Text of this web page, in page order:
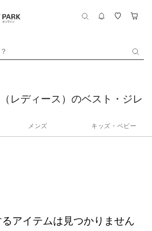
レディース）のベスト・ジレ
メンズ キッズ・ベビー
アイテムは見つかりません